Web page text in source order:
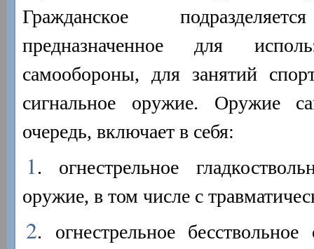
Гражданское
предназначенное для
самообороны, для занятий
сигнальное оружие. Оружие
очередь, включает в себя:
1. огнестрельное
оружие, в том числе с
2. огнестрельное